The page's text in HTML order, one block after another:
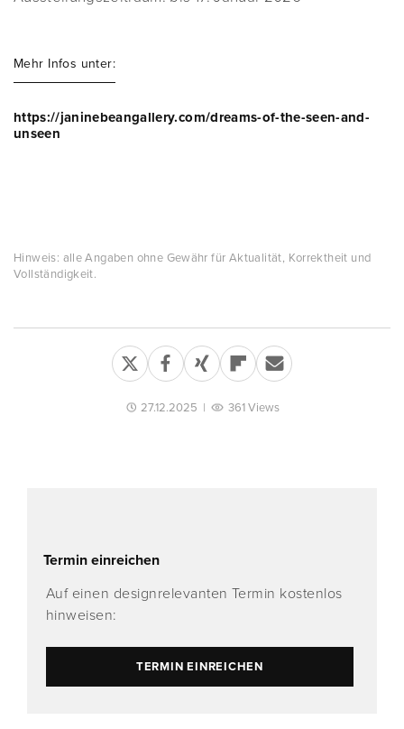
Mehr Infos unter:
https://janinebeangallery.com/dreams-of-the-seen-and-
unseen
Hinweis: alle Angaben ohne Gewähr für Aktualität, Korrektheit und
Vollständigkeit.
27.12.2025 | 361 Views
Termin einreichen
Auf einen designrelevanten Termin kostenlos
hinweisen:
TERMIN EINREICHEN